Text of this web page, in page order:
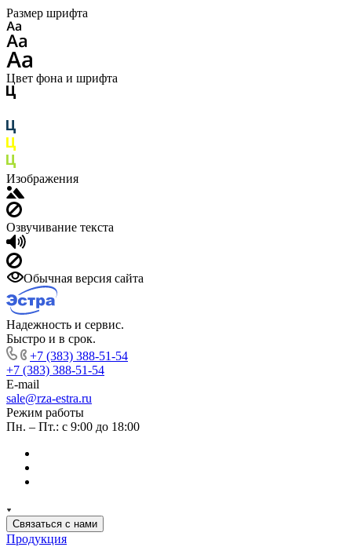
Размер шрифта
Цвет фона и шрифта
Изображения
Озвучивание текста
Обычная версия сайта
Надежность и сервис.
Быстро и в срок.
+7 (383) 388-51-54
+7 (383) 388-51-54
E-mail
sale@rza-estra.ru
Режим работы
Пн. – Пт.: с 9:00 до 18:00
Связаться с нами
Продукция